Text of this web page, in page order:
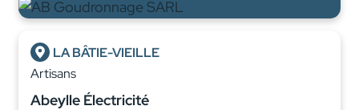
LA BÂTIE-VIEILLE
Artisans
Abeylle Électricité